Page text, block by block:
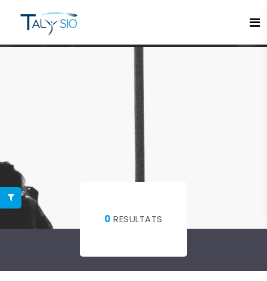
Espace candidat - Connexion
S'inscrire ici
Se souvenir de moi
Connexion
0 RESULTATS